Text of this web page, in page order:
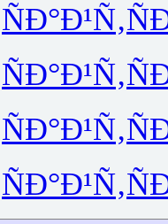
ÑÐ°Ð¹Ñ‚
ÑÐ°Ð¹Ñ‚
ÑÐ°Ð¹Ñ‚
ÑÐ°Ð¹Ñ‚